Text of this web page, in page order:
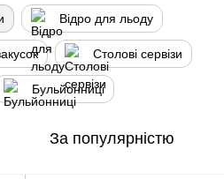
Відро для льоду
Столові сервізи
Бульйонниці
За популярністю